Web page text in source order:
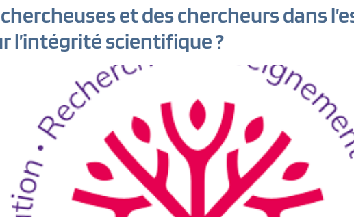
et des chercheurs dans
l’intégrité scientifique ?